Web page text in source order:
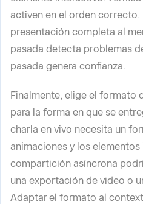
activen en el orden correcto.
presentación completa al
pasada detecta problemas
pasada genera confianza.
Finalmente, elige el formato
para la forma en que se
charla en vivo necesita un
animaciones y los
compartición asíncrona
una exportación de video o
Adaptar el formato al